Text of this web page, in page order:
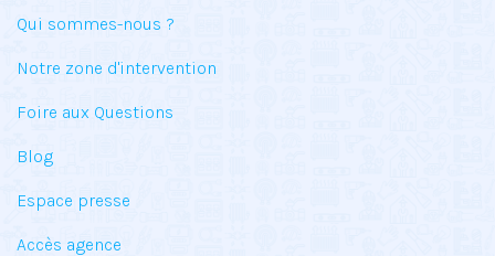
Qui sommes-nous ?
Notre zone d'intervention
Foire aux Questions
Blog
Espace presse
Accès agence